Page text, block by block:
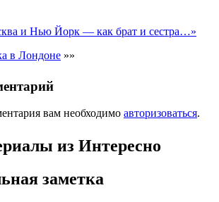
и Нью Йорк — как брат и сестра…»
в Лондоне »»
вам необходимо авторизоваться.
из Интересно
заметка